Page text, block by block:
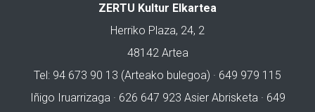
ZERTU Kultur Elkartea
Herriko Plaza, 24, 2
48142 Artea
Tel: 94 673 90 13 (Arteako bulegoa) · 649 979 115
Iñigo Iruarrizaga · 626 647 923 Asier Abrisketa · 649